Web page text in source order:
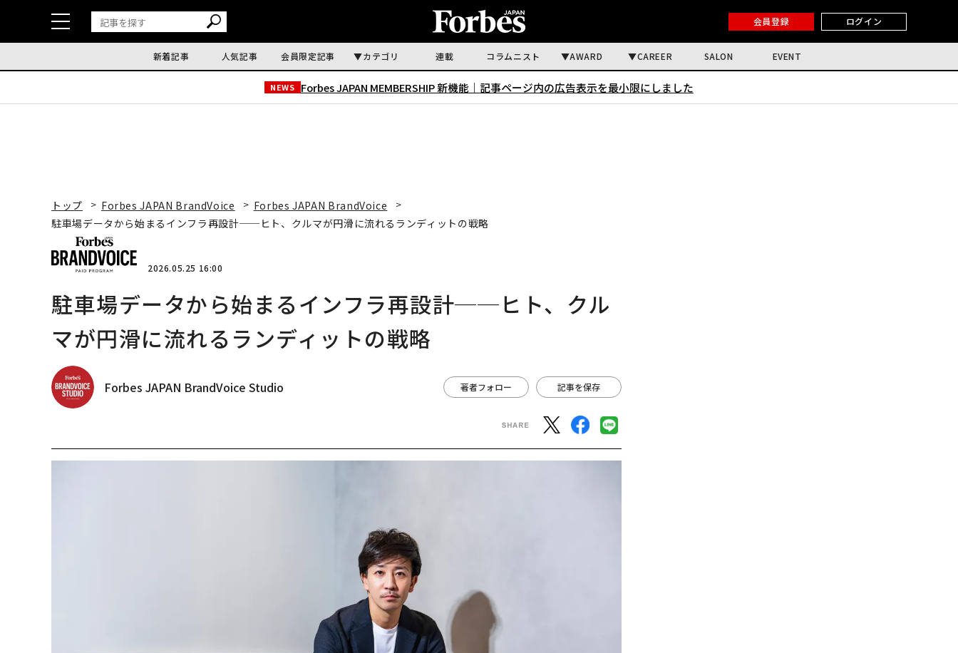
会員登録 ログイン
新着記事 人気記事 会員限定記事 カテゴリ 連載 コラムニスト AWARD CAREER SALON EVENT
NEWS Forbes JAPAN MEMBERSHIP 新機能｜ 記事ページ内の広告表示を最小限にしました
トップ Forbes JAPAN BrandVoice
Forbes JAPAN BrandVoice
駐車場データから始まるインフラ再設計──ヒト、クルマが円滑に流れるランディットの戦略
2026.05.25 16:00
駐車場データから始まるインフラ再設計──ヒト、クル
マが円滑に流れるランディットの戦略
Forbes JAPAN BrandVoice Studio 著者フォロー 記事を保存